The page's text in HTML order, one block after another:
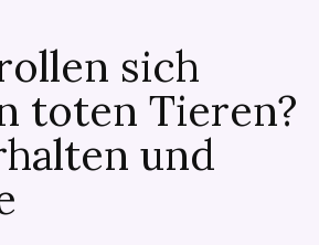
sich
toten Tieren?
und